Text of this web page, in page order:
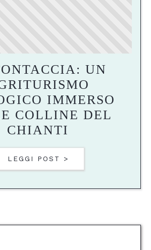
UN
IMMERSO
COLLINE DEL
CHIANTI
LEGGI POST >